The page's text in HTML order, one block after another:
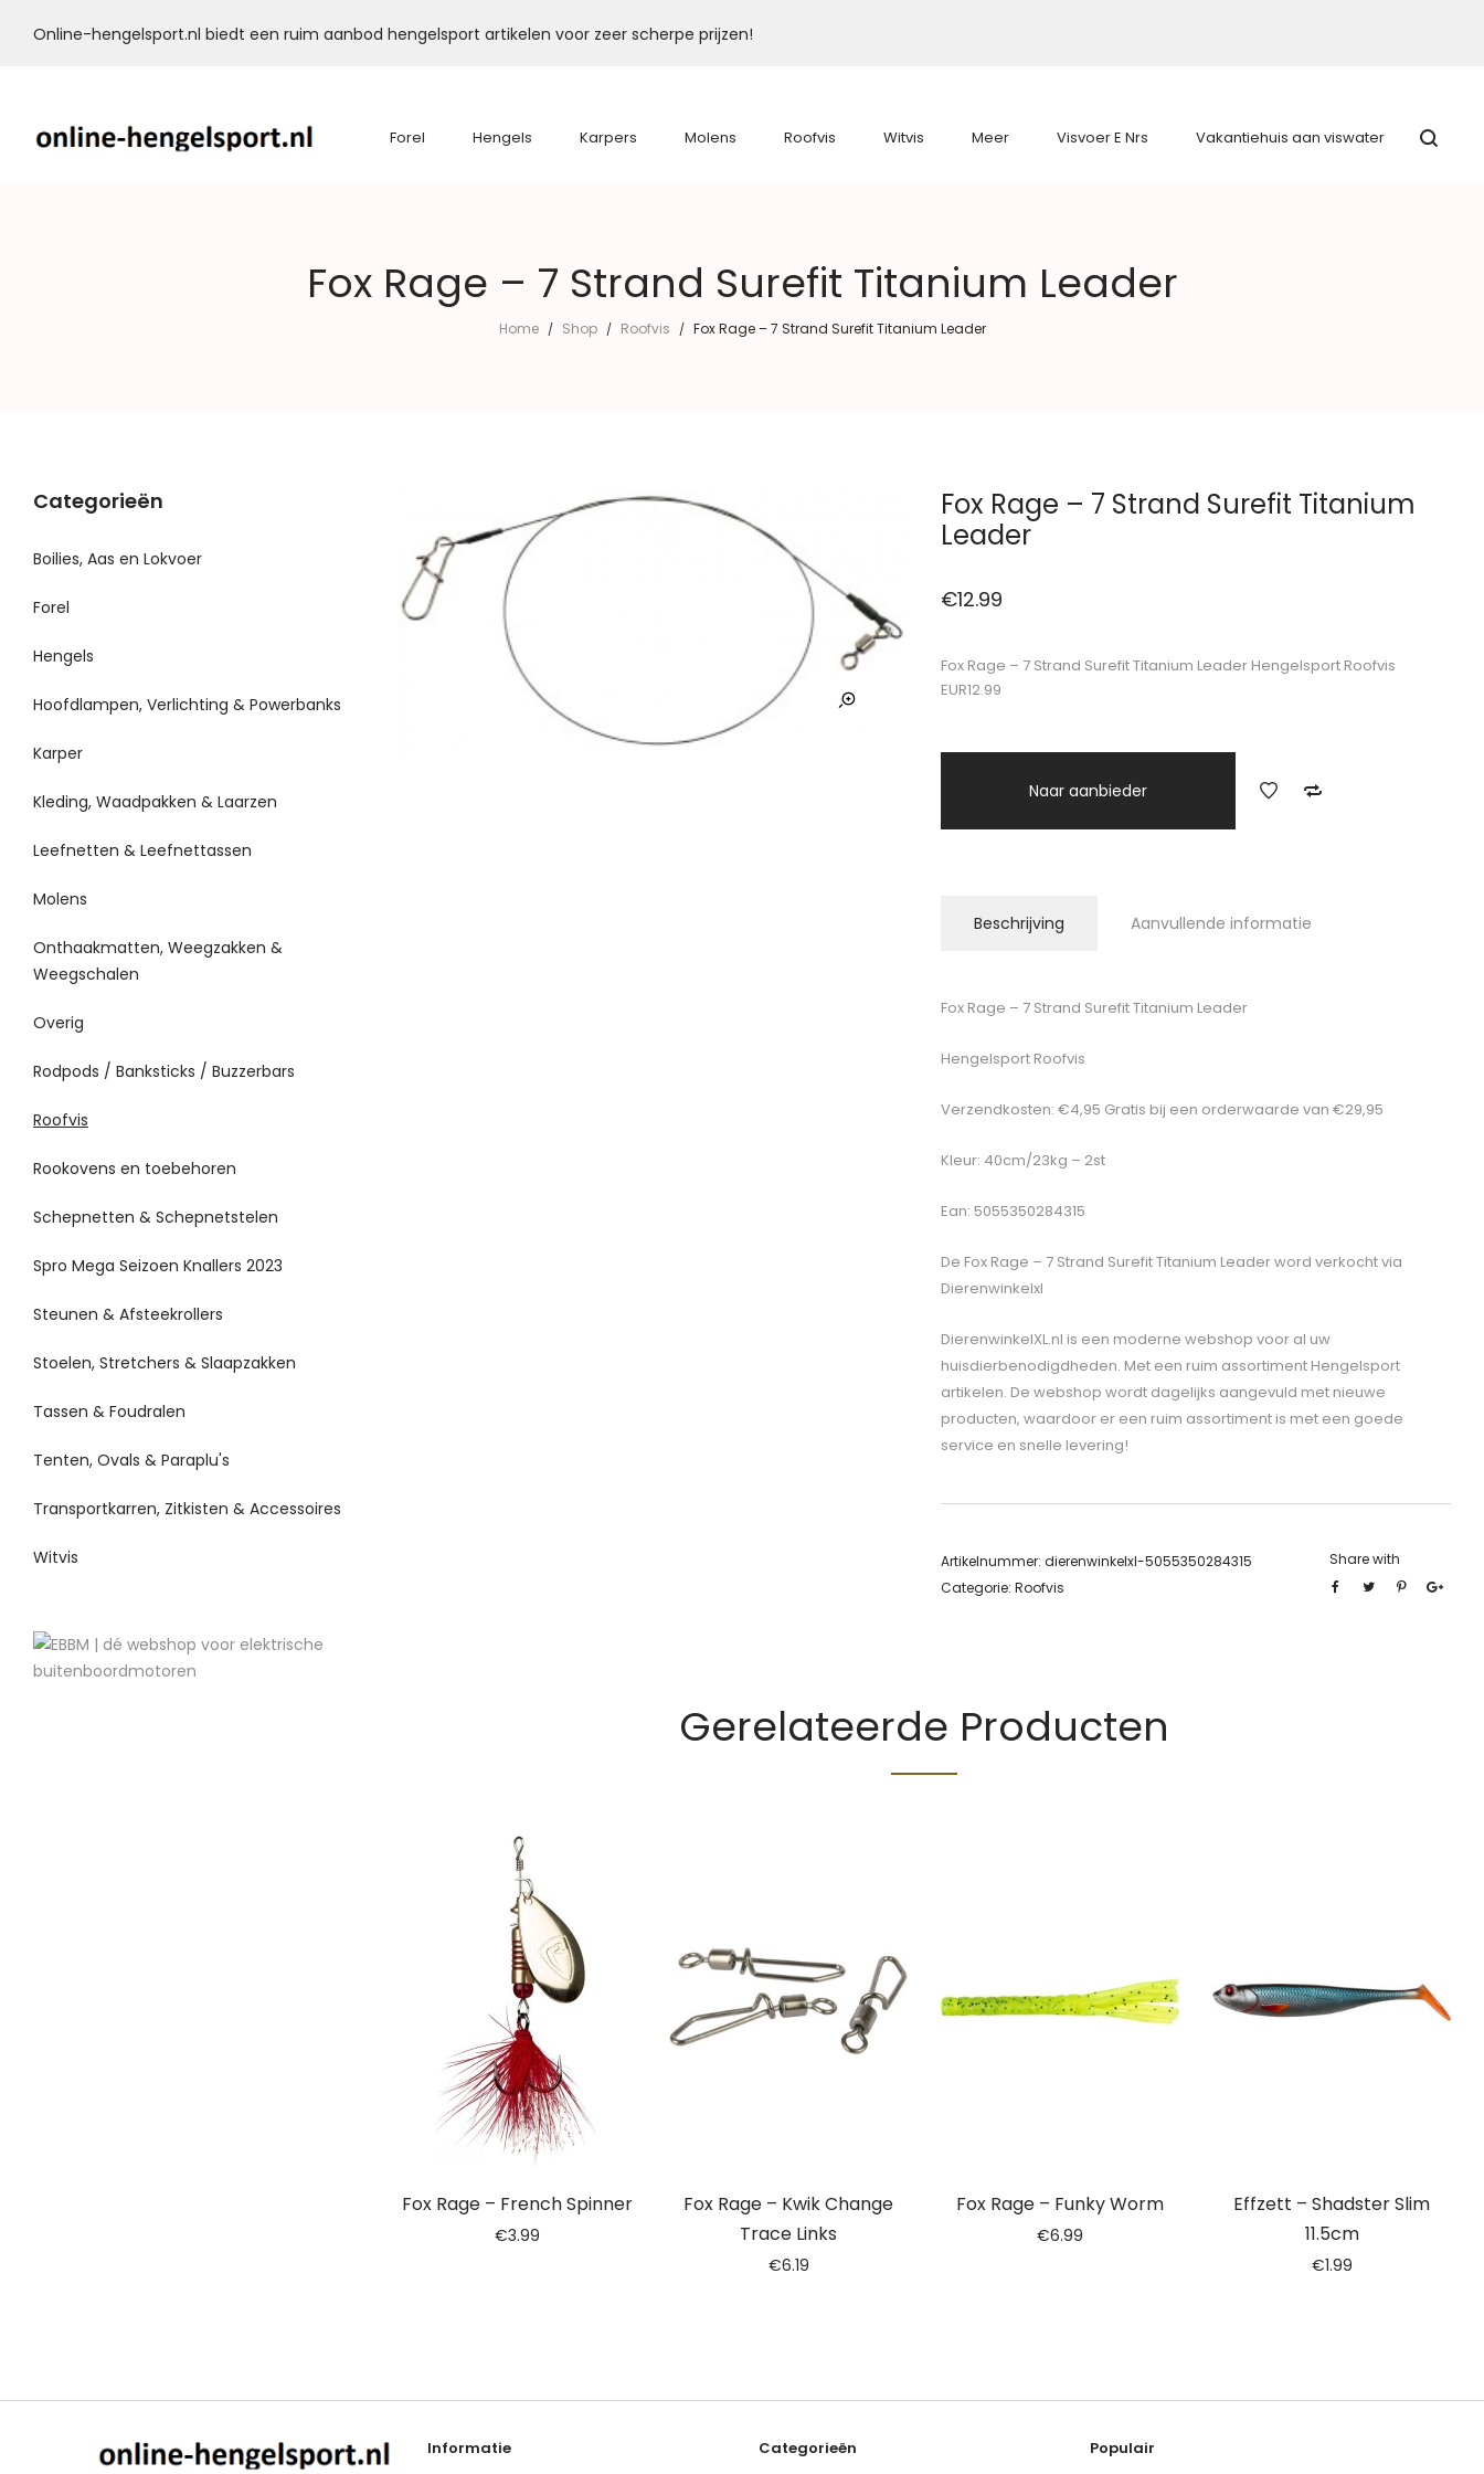
Online-hengelsport.nl biedt een ruim aanbod hengelsport artikelen voor zeer scherpe prijzen!
Forel Hengels Karpers Molens Roofvis Witvis Meer Visvoer E Nrs Vakantiehuis aan viswater
Fox Rage – 7 Strand Surefit Titanium Leader
Home / Shop / Roofvis / Fox Rage – 7 Strand Surefit Titanium Leader
Fox Rage – 7 Strand Surefit Titanium
Leader
€12.99
Fox Rage – 7 Strand Surefit Titanium Leader Hengelsport Roofvis
EUR12.99
Naar aanbieder
Beschrijving Aanvullende informatie
Fox Rage – 7 Strand Surefit Titanium Leader
Hengelsport Roofvis
Verzendkosten: €4,95 Gratis bij een orderwaarde van €29,95
Kleur: 40cm/23kg – 2st
Ean: 5055350284315
De Fox Rage – 7 Strand Surefit Titanium Leaderword verkocht via
Dierenwinkelxl
DierenwinkelXL.nl is een moderne webshop voor al uw
huisdierbenodigdheden. Met een ruim assortiment Hengelsport
artikelen. De webshop wordt dagelijks aangevuld met nieuwe
producten, waardoor er een ruim assortiment is met een goede
service en snelle levering!
Artikelnummer: dierenwinkelxl-5055350284315
Categorie: Roofvis
Share with
Gerelateerde Producten
Fox Rage – French Spinner
€3.99
Fox Rage – Kwik Change
Trace Links
€6.19
Fox Rage – Funky Worm
€6.99
Effzett – Shadster Slim
11.5cm
€1.99
Categorieën
Boilies, Aas en Lokvoer
Forel
Hengels
Hoofdlampen, Verlichting & Powerbanks
Karper
Kleding, Waadpakken & Laarzen
Leefnetten & Leefnettassen
Molens
Onthaakmatten, Weegzakken &
Weegschalen
Overig
Rodpods / Banksticks / Buzzerbars
Roofvis
Rookovens en toebehoren
Schepnetten & Schepnetstelen
Spro Mega Seizoen Knallers 2023
Steunen & Afsteekrollers
Stoelen, Stretchers & Slaapzakken
Tassen & Foudralen
Tenten, Ovals & Paraplu's
Transportkarren, Zitkisten & Accessoires
Witvis
Informatie Categorieën Populair